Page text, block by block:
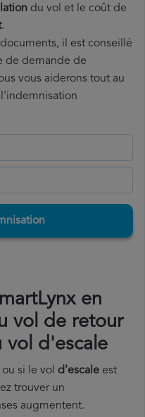
du vol et le coût de
.
il est conseillé
de demande de
vous aiderons tout au
en
vol de retour
vol d'escale
ou si le vol d'escale est
trouver un
augmentent.